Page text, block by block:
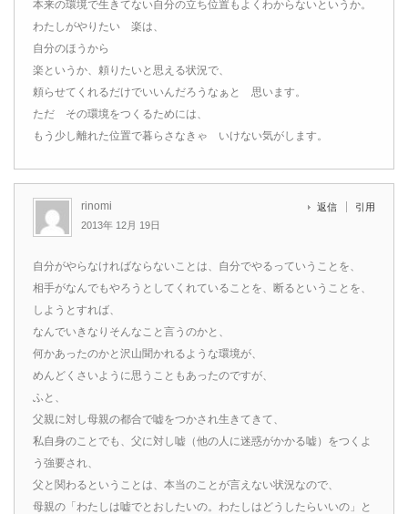
本来の環境で生きてない自分の立ち位置もよくわからないというか。
わたしがやりたい 楽は、
自分のほうから
楽というか、頼りたいと思える状況で、
頼らせてくれるだけでいいんだろうなぁと 思います。
ただ その環境をつくるためには、
もう少し離れた位置で暮らさなきゃ いけない気がします。
rinomi
2013年 12月 19日
返信 引用
自分がやらなければならないことは、自分でやるっていうことを、
相手がなんでもやろうとしてくれていることを、断るということを、
しようとすれば、
なんでいきなりそんなこと言うのかと、
何かあったのかと沢山聞かれるような環境が、
めんどくさいように思うこともあったのですが、
ふと、
父親に対し母親の都合で嘘をつかされ生きてきて、
私自身のことでも、父に対し嘘（他の人に迷惑がかかる嘘）をつくよ
う強要され、
父と関わるということは、本当のことが言えない状況なので、
母親の「わたしは嘘でとおしたいの。わたしはどうしたらいいの」と